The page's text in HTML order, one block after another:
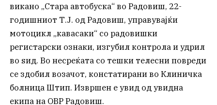
викано „Стара автобуска“ во Радовиш, 22-
годишниот Т.Ј. од Радовиш, управувајќи
мотоцикл „кавасаки“ со радовишки
регистарски ознаки, изгубил контрола и удрил
во ѕид. Во несреќата со тешки телесни повреди
се здобил возачот, констатирани во Клиничка
болница Штип. Извршен е увид од увидна
екипа на ОВР Радовиш.